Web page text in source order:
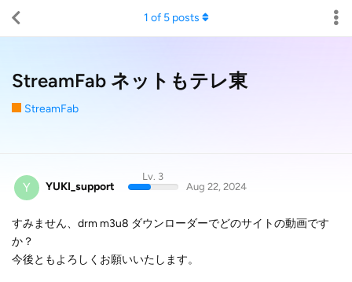
StreamFab ネットもテレ東
StreamFab
1 of 5posts
Y YUKI_support
Lv. 3
Aug 22, 2024
すみません、drm m3u8 ダウンローダーでどのサイトの動画です
か？
今後ともよろしくお願いいたします。